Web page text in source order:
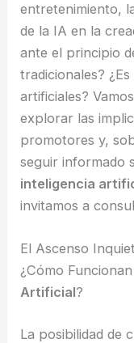
entretenimiento,
de la IA en la
ante el principio
tradicionales?
artificiales?
explorar las
promotores y,
seguir informado
inteligencia
invitamos a
El Ascenso
¿Cómo
Artificial?
La posibilidad de